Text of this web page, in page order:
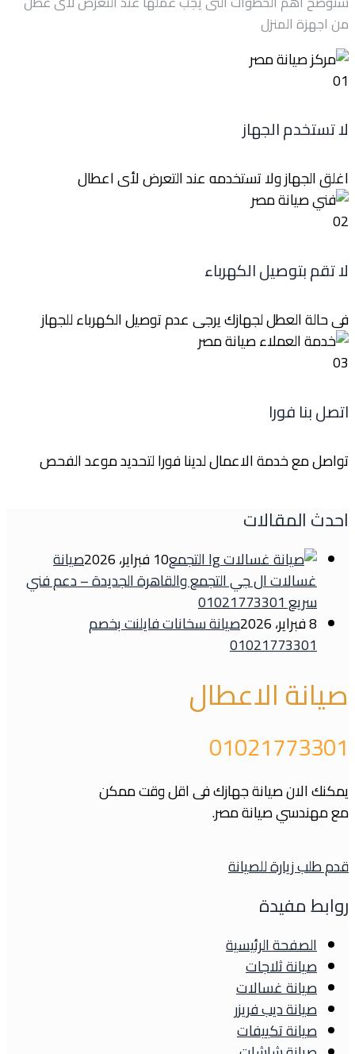
من اجهزة المنزل
01
لا تستخدم الجهاز
اغلق الجهاز ولا تستخدمه عند التعرض لأى اعطال
02
لا تقم بتوصيل الكهرباء
فى حالة العطل لجهازك يرجى عدم توصيل الكهرباء للجهاز
03
اتصل بنا فورا
تواصل مع خدمة الاعمال لدينا فورا لتحديد موعد الفحص
احدث المقالات
10 فبراير، 2026
صيانة
غسالات ال جي التجمع والقاهرة الجديدة – دعم فني
سريع 01021773301
8 فبراير، 2026
صيانة سخانات فايلنت بخصم
01021773301
صيانة الاعطال
01021773301
يمكنك الان صيانة جهازك فى اقل وقت ممكن
مع مهندسي صيانة مصر.
قدم طلب زيارة للصيانة
روابط مفيدة
الصفحة الرئيسية
صيانة ثلاجات
صيانة غسالات
صيانة ديب فريزر
صيانة تكييفات